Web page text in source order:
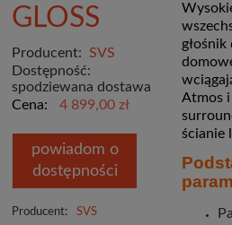
głośnik
Atmos i
ścianie
GLOSS
Producent: SVS
Dostępność:
spodziewana dostawa
Cena:
4 899,00 zł
powiadom o
dostępności
Producent: SVS